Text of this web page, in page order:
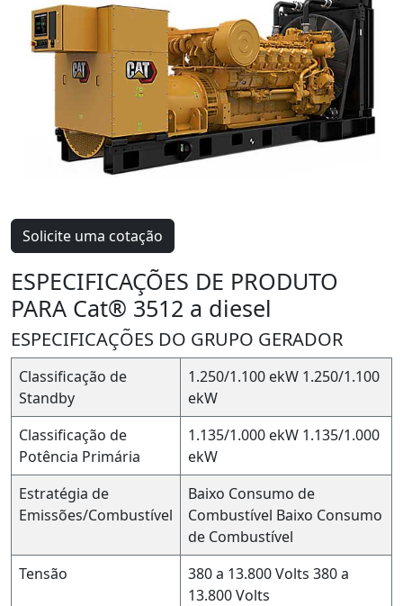
Solicite uma cotação
ESPECIFICAÇÕES DE PRODUTO
PARA Cat® 3512 a diesel
ESPECIFICAÇÕES DO GRUPO GERADOR
Classificação de
Standby
1.250/1.100 ekW 1.250/1.100
ekW
Classificação de
Potência Primária
1.135/1.000 ekW 1.135/1.000
ekW
Estratégia de
Emissões/Combustível
Baixo Consumo de
Combustível Baixo Consumo
de Combustível
Tensão
380 a 13.800 Volts 380 a
13.800 Volts